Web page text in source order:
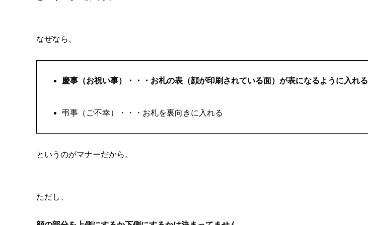
なぜなら、
慶事（お祝い事）・・・お札の表（顔が印刷されている面）が表になるように入れる
弔事（ご不幸）・・・お札を裏向きに入れる
というのがマナーだから。
ただし、